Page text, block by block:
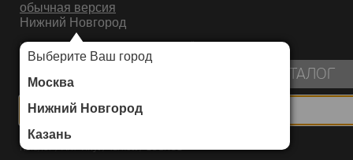
обычная версия
Нижний Новгород
Выберите Ваш город
Москва
Нижний Новгород
Казань
ИНТЕРНЕТ-МАГАЗИН НАПОЛЬНЫХ ПОКРЫТИЙ
КАТАЛОГ
Каталог/ART Vinyl/Tarkett/LOUNGE